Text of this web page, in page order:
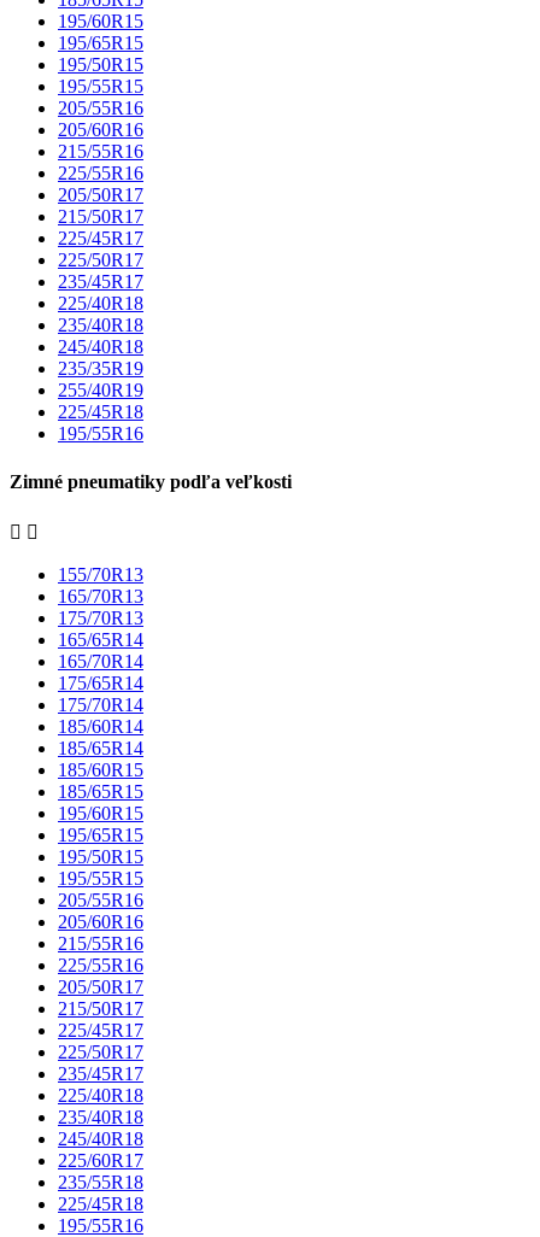
195/60R15
195/65R15
195/50R15
195/55R15
205/55R16
205/60R16
215/55R16
225/55R16
205/50R17
215/50R17
225/45R17
225/50R17
235/45R17
225/40R18
235/40R18
245/40R18
235/35R19
255/40R19
225/45R18
195/55R16
Zimné pneumatiky podľa veľkosti
 
155/70R13
165/70R13
175/70R13
165/65R14
165/70R14
175/65R14
175/70R14
185/60R14
185/65R14
185/60R15
185/65R15
195/60R15
195/65R15
195/50R15
195/55R15
205/55R16
205/60R16
215/55R16
225/55R16
205/50R17
215/50R17
225/45R17
225/50R17
235/45R17
225/40R18
235/40R18
245/40R18
225/60R17
235/55R18
225/45R18
195/55R16